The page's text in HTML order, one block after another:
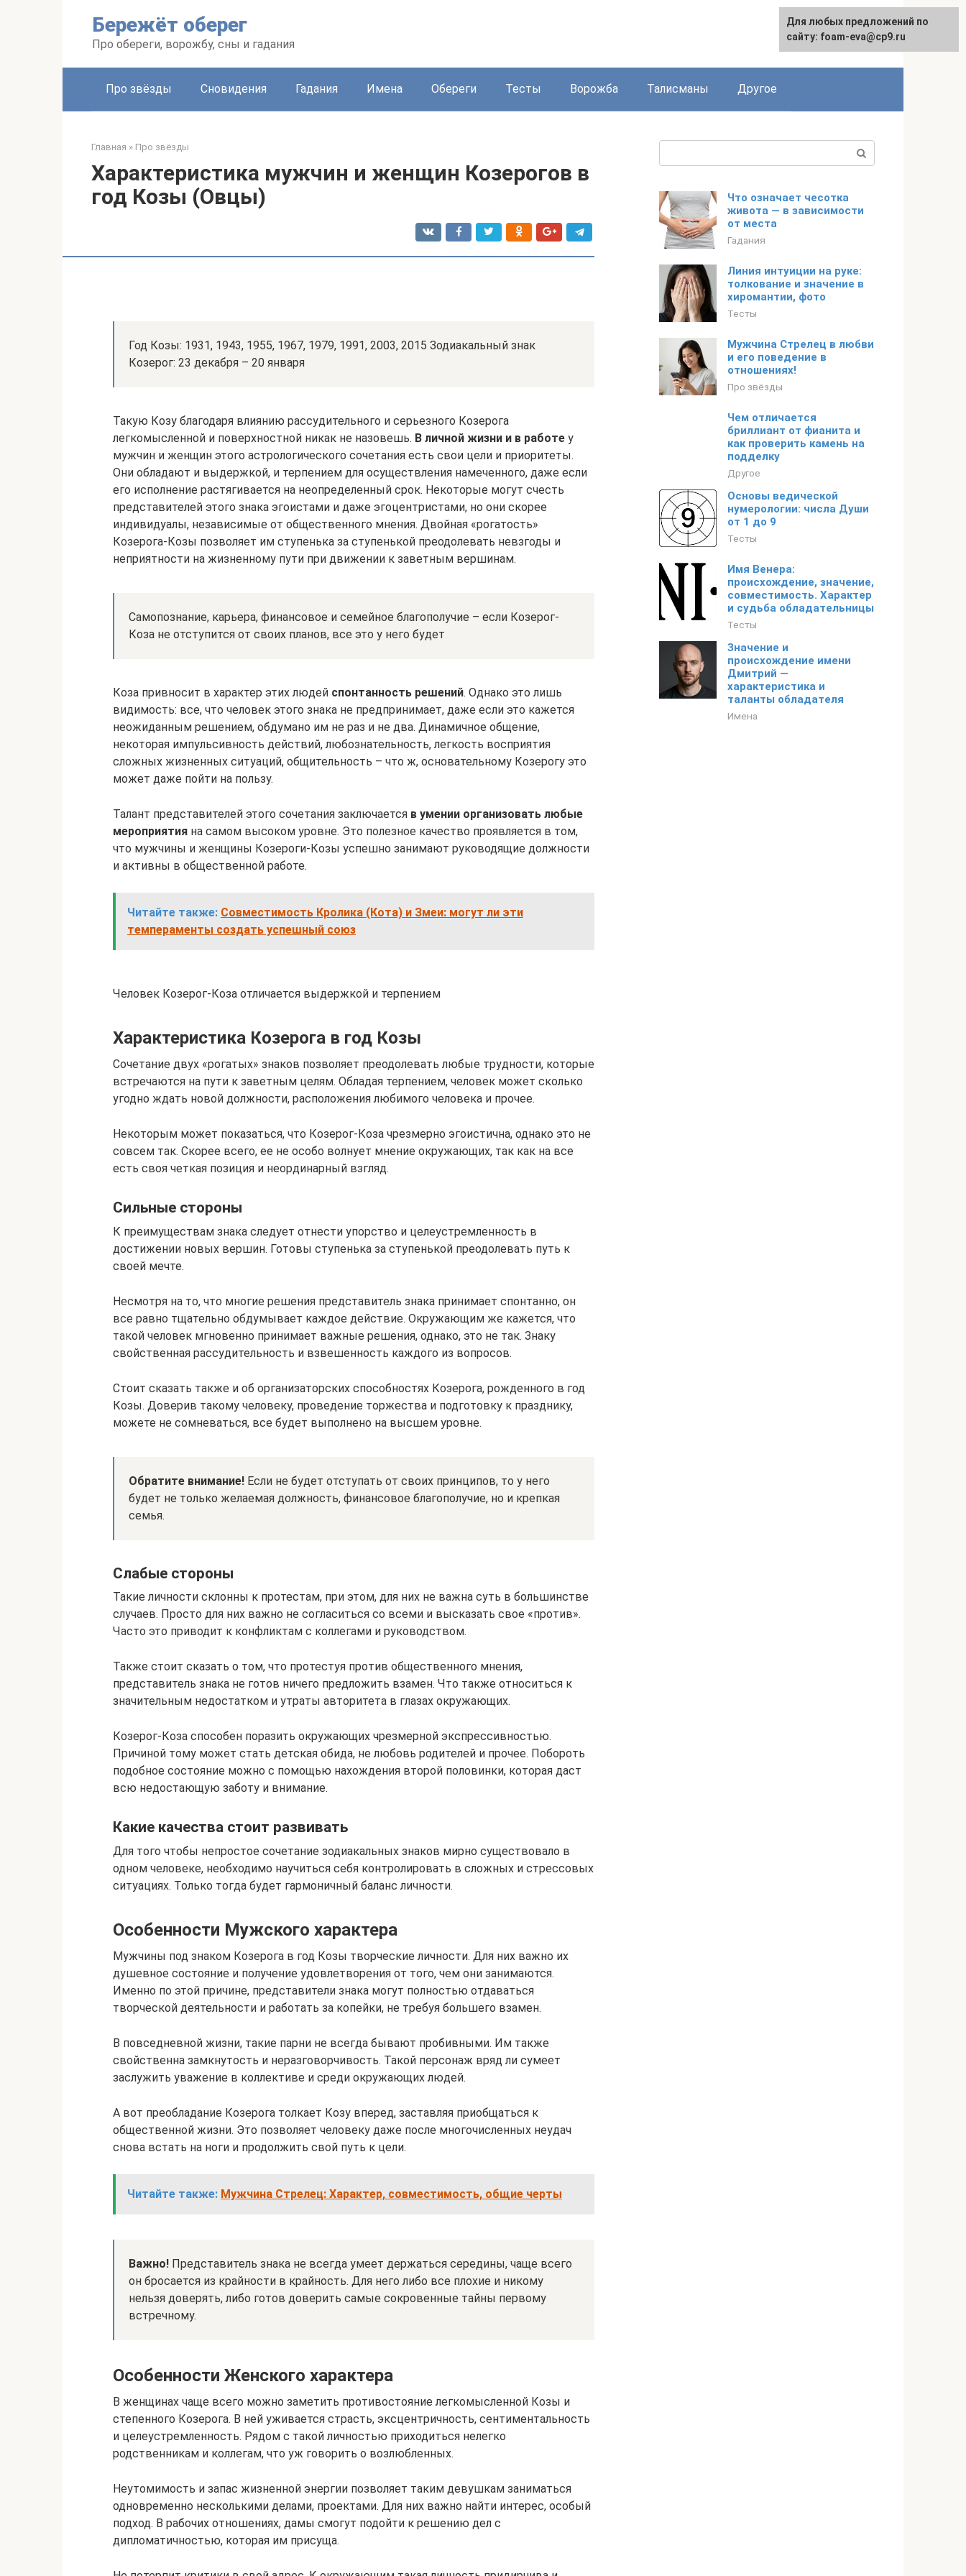
Бережёт оберег
Про обереги, ворожбу, сны и гадания
Про звёзды Сновидения Гадания Имена Обереги Тесты Ворожба Талисманы Другое
Главная » Про звёзды
Характеристика мужчин и женщин Козерогов в
год Козы (Овцы)
Год Козы: 1931, 1943, 1955, 1967, 1979, 1991, 2003, 2015 Зодиакальный знак
Козерог: 23 декабря – 20 января
Такую Козу благодаря влиянию рассудительного и серьезного Козерога
легкомысленной и поверхностной никак не назовешь. В личной жизни и в работе у
мужчин и женщин этого астрологического сочетания есть свои цели и приоритеты.
Они обладают и выдержкой, и терпением для осуществления намеченного, даже если
его исполнение растягивается на неопределенный срок. Некоторые могут счесть
представителей этого знака эгоистами и даже эгоцентристами, но они скорее
индивидуалы, независимые от общественного мнения. Двойная «рогатость»
Козерога-Козы позволяет им ступенька за ступенькой преодолевать невзгоды и
неприятности на жизненному пути при движении к заветным вершинам.
Самопознание, карьера, финансовое и семейное благополучие – если Козерог-
Коза не отступится от своих планов, все это у него будет
Коза привносит в характер этих людей спонтанность решений. Однако это лишь
видимость: все, что человек этого знака не предпринимает, даже если это кажется
неожиданным решением, обдумано им не раз и не два. Динамичное общение,
некоторая импульсивность действий, любознательность, легкость восприятия
сложных жизненных ситуаций, общительность – что ж, основательному Козерогу это
может даже пойти на пользу.
Талант представителей этого сочетания заключается в умении организовать любые
мероприятия на самом высоком уровне. Это полезное качество проявляется в том,
что мужчины и женщины Козероги-Козы успешно занимают руководящие должности
и активны в общественной работе.
Читайте также: Совместимость Кролика (Кота) и Змеи: могут ли эти
темпераменты создать успешный союз
Человек Козерог-Коза отличается выдержкой и терпением
Характеристика Козерога в год Козы
Сочетание двух «рогатых» знаков позволяет преодолевать любые трудности, которые
встречаются на пути к заветным целям. Обладая терпением, человек может сколько
угодно ждать новой должности, расположения любимого человека и прочее.
Некоторым может показаться, что Козерог-Коза чрезмерно эгоистична, однако это не
совсем так. Скорее всего, ее не особо волнует мнение окружающих, так как на все
есть своя четкая позиция и неординарный взгляд.
Сильные стороны
К преимуществам знака следует отнести упорство и целеустремленность в
достижении новых вершин. Готовы ступенька за ступенькой преодолевать путь к
своей мечте.
Несмотря на то, что многие решения представитель знака принимает спонтанно, он
все равно тщательно обдумывает каждое действие. Окружающим же кажется, что
такой человек мгновенно принимает важные решения, однако, это не так. Знаку
свойственная рассудительность и взвешенность каждого из вопросов.
Стоит сказать также и об организаторских способностях Козерога, рожденного в год
Козы. Доверив такому человеку, проведение торжества и подготовку к празднику,
можете не сомневаться, все будет выполнено на высшем уровне.
Обратите внимание! Если не будет отступать от своих принципов, то у него
будет не только желаемая должность, финансовое благополучие, но и крепкая
семья.
Слабые стороны
Такие личности склонны к протестам, при этом, для них не важна суть в большинстве
случаев. Просто для них важно не согласиться со всеми и высказать свое «против».
Часто это приводит к конфликтам с коллегами и руководством.
Также стоит сказать о том, что протестуя против общественного мнения,
представитель знака не готов ничего предложить взамен. Что также относиться к
значительным недостатком и утраты авторитета в глазах окружающих.
Козерог-Коза способен поразить окружающих чрезмерной экспрессивностью.
Причиной тому может стать детская обида, не любовь родителей и прочее. Побороть
подобное состояние можно с помощью нахождения второй половинки, которая даст
всю недостающую заботу и внимание.
Какие качества стоит развивать
Для того чтобы непростое сочетание зодиакальных знаков мирно существовало в
одном человеке, необходимо научиться себя контролировать в сложных и стрессовых
ситуациях. Только тогда будет гармоничный баланс личности.
Особенности Мужского характера
Мужчины под знаком Козерога в год Козы творческие личности. Для них важно их
душевное состояние и получение удовлетворения от того, чем они занимаются.
Именно по этой причине, представители знака могут полностью отдаваться
творческой деятельности и работать за копейки, не требуя большего взамен.
В повседневной жизни, такие парни не всегда бывают пробивными. Им также
свойственна замкнутость и неразговорчивость. Такой персонаж вряд ли сумеет
заслужить уважение в коллективе и среди окружающих людей.
А вот преобладание Козерога толкает Козу вперед, заставляя приобщаться к
общественной жизни. Это позволяет человеку даже после многочисленных неудач
снова встать на ноги и продолжить свой путь к цели.
Читайте также: Мужчина Стрелец: Характер, совместимость, общие черты
Важно! Представитель знака не всегда умеет держаться середины, чаще всего
он бросается из крайности в крайность. Для него либо все плохие и никому
нельзя доверять, либо готов доверить самые сокровенные тайны первому
встречному.
Особенности Женского характера
В женщинах чаще всего можно заметить противостояние легкомысленной Козы и
степенного Козерога. В ней уживается страсть, эксцентричность, сентиментальность
и целеустремленность. Рядом с такой личностью приходиться нелегко
родственникам и коллегам, что уж говорить о возлюбленных.
Неутомимость и запас жизненной энергии позволяет таким девушкам заниматься
одновременно несколькими делами, проектами. Для них важно найти интерес, особый
подход. В рабочих отношениях, дамы смогут подойти к решению дел с
дипломатичностью, которая им присуща.
Что означает чесотка
живота — в зависимости
от места
Гадания
Линия интуиции на руке:
толкование и значение в
хиромантии, фото
Тесты
Мужчина Стрелец в любви
и его поведение в
отношениях!
Про звёзды
Чем отличается
бриллиант от фианита и
как проверить камень на
подделку
Другое
Основы ведической
нумерологии: числа Души
от 1 до 9
Тесты
Имя Венера:
происхождение, значение,
совместимость. Характер
и судьба обладательницы
Тесты
Значение и
происхождение имени
Дмитрий —
характеристика и
таланты обладателя
Имена
Для любых предложений по
сайту: foam-eva@cp9.ru